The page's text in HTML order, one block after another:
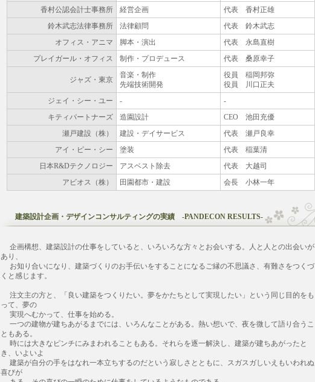
香村公認会計士事務所
経営企画
代表 香村正雄
鈴木武志法律事務所
法律顧問
代表 鈴木武志
オフィス・アニマ
脚本・演出
代表 永島直樹
プレイガール・オフィス
制作・プロデュース 代表 桑原幸子
ジャズ・東京
音楽・制作
先端技術開発
役員 稲岡邦弥
役員 川口正夫
ジェイ・シー・ユー
-
-
キティパートナーズ
造園設計
CEO 池田充優
瀬戸建設（株）
建設・デイサービス
代表 瀬戸良幸
アイ・ピー・シー
塗装
代表 稲葉清
日本R&Dテクノロジー
アスベスト除去
代表 大越司
アビオス（株）
田園都市・建設 会長 小林一年
建築設計企画・デザインコンサルティングの実績 -PANDECON RESULTS-
企画構想、建築設計の仕事をしていると、いろいろな方々とお会いする。人と人との出会いが
あり、
お知り合いになり、建築づくりのお手伝いをすることになるご縁の不思議さ、有難さをつくづ
くと感じます。
注文主の方と、「良い建築をつくりたい。夢をかたちとして実現したい」という同じ目的をも
って、夢の
実現へむかって、仕事を始める。
一つの建物が建ちあがるまでには、いろんなことがある。熱い想いで、夜を微して語り合うこ
ともある。
時には大きなピンチにみまわれることもある。それらを逐一解決し、建築が建ちあがったと
き、いよいよ
建築が自分の手をはなれ一本立ちするのだという寂しさとともに、スガスガしいえもいわれぬ
喜びが